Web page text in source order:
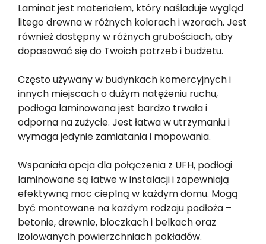
Laminat jest materiałem, który naśladuje wygląd
litego drewna w różnych kolorach i wzorach. Jest
również dostępny w różnych grubościach, aby
dopasować się do Twoich potrzeb i budżetu.
Często używany w budynkach komercyjnych i
innych miejscach o dużym natężeniu ruchu,
podłoga laminowana jest bardzo trwała i
odporna na zużycie. Jest łatwa w utrzymaniu i
wymaga jedynie zamiatania i mopowania.
Wspaniała opcja dla połączenia z UFH, podłogi
laminowane są łatwe w instalacji i zapewniają
efektywną moc cieplną w każdym domu. Mogą
być montowane na każdym rodzaju podłoża –
betonie, drewnie, bloczkach i belkach oraz
izolowanych powierzchniach pokładów.